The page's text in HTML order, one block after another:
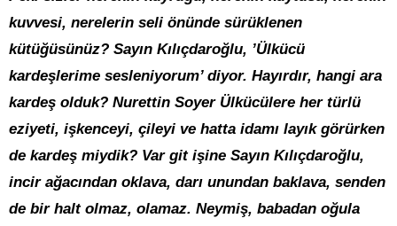
kuvvesi, nerelerin seli önünde sürüklenen
kütüğüsünüz? Sayın Kılıçdaroğlu, ’Ülkücü
kardeşlerime sesleniyorum’ diyor. Hayırdır, hangi ara
kardeş olduk? Nurettin Soyer Ülkücülere her türlü
eziyeti, işkenceyi, çileyi ve hatta idamı layık görürken
de kardeş miydik? Var git işine Sayın Kılıçdaroğlu,
incir ağacından oklava, darı unundan baklava, senden
de bir halt olmaz, olamaz. Neymiş, babadan oğula